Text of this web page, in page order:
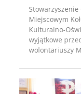
Miejscowym
Kulturalno-
wyjątkowe
wolontariuszy
Posted